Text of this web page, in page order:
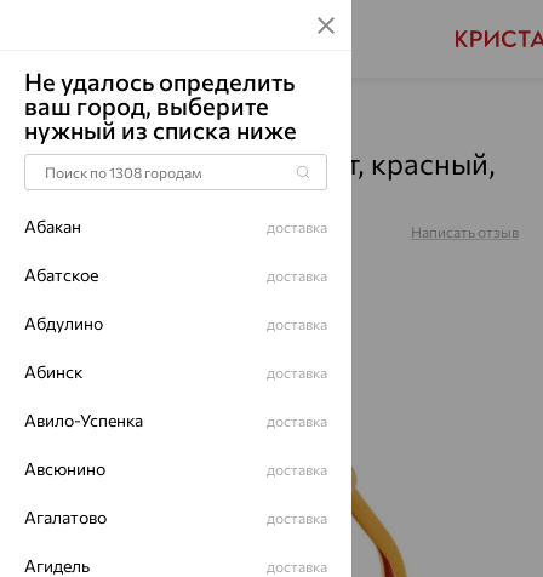
Главная Каталог Кольца Малахит
Кольцо, золото, малахит, красный,
01-3-184-8800-010
Артикул: Написать отзыв
Не удалось определить
ваш город, выберите
нужный из списка ниже
Абакан доставка
Абатское доставка
Абдулино доставка
Абинск доставка
Авило-Успенка доставка
Авсюнино доставка
Агалатово доставка
Агидель доставка